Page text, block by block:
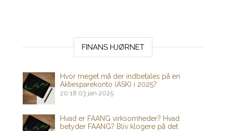
FINANS HJØRNET
Hvor meget må der indbetales på en
Aktiesparekonto (ASK) i 2025?
20:18 03 jan 2025
Hvad er FAANG virksomheder? Hvad
betyder FAANG? Bliv klogere på det